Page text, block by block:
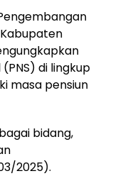
di lingkup
masa pensiun
bidang,
2025).